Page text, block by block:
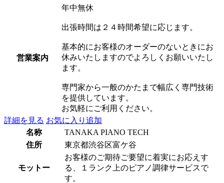
営業案内
年中無休
出張時間は２４時間希望に応じます。
基本的にお客様のオーダーのないときにお
休みいたしますのでよろしくお願いいたし
ます。
専門家から一般のかたまで幅広く専門技術
を提供しています。
お気軽にご利用ください。
詳細を見る お気に入り追加
名称
TANAKA PIANO TECH
住所
東京都渋谷区富ケ谷
モットー
お客様のご期待ご要望に着実にお応えす
る、１ランク上のピアノ調律サービスで
す。